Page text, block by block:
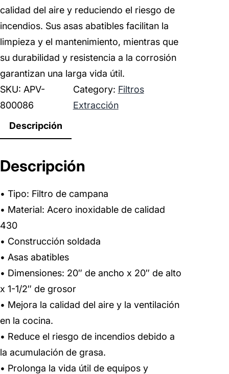
calidad del aire y reduciendo el riesgo de
incendios. Sus asas abatibles facilitan la
limpieza y el mantenimiento, mientras que
su durabilidad y resistencia a la corrosión
garantizan una larga vida útil.
SKU: APV-
800086
Category: Filtros
Extracción
Descripción
Descripción
• Tipo: Filtro de campana
• Material: Acero inoxidable de calidad
430
• Construcción soldada
• Asas abatibles
• Dimensiones: 20″ de ancho x 20″ de alto
x 1-1/2″ de grosor
• Mejora la calidad del aire y la ventilación
en la cocina.
• Reduce el riesgo de incendios debido a
la acumulación de grasa.
• Prolonga la vida útil de equipos y